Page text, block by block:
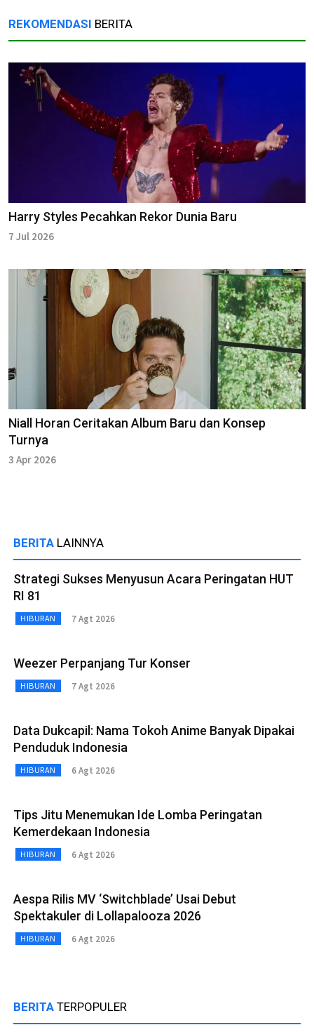
REKOMENDASI BERITA
Harry Styles Pecahkan Rekor Dunia Baru
7 Jul 2026
Niall Horan Ceritakan Album Baru dan Konsep
Turnya
3 Apr 2026
BERITA LAINNYA
Strategi Sukses Menyusun Acara Peringatan HUT
RI 81
HIBURAN 7 Agt 2026
Weezer Perpanjang Tur Konser
HIBURAN 7 Agt 2026
Data Dukcapil: Nama Tokoh Anime Banyak Dipakai
Penduduk Indonesia
HIBURAN 6 Agt 2026
Tips Jitu Menemukan Ide Lomba Peringatan
Kemerdekaan Indonesia
HIBURAN 6 Agt 2026
Aespa Rilis MV ‘Switchblade’ Usai Debut
Spektakuler di Lollapalooza 2026
HIBURAN 6 Agt 2026
BERITA TERPOPULER